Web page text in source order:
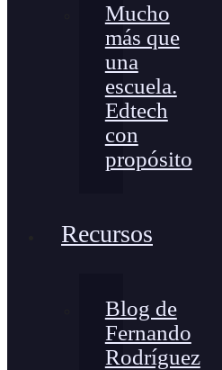
Mucho
más que
una
escuela.
Edtech
con
propósito
Recursos
Blog de
Fernando
Rodríguez